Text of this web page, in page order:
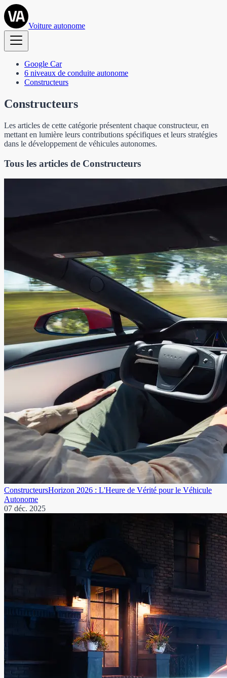
Voiture autonome
Google Car
6 niveaux de conduite autonome
Constructeurs
Constructeurs
Les articles de cette catégorie présentent chaque constructeur, en
mettant en lumière leurs contributions spécifiques et leurs stratégies
dans le développement de véhicules autonomes.
Tous les articles de Constructeurs
ConstructeursHorizon 2026 : L'Heure de Vérité pour le Véhicule
Autonome
07 déc. 2025